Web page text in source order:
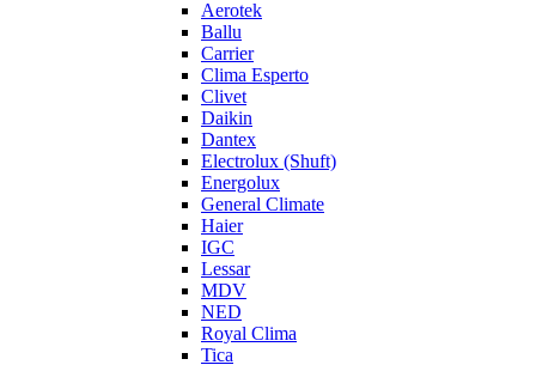
Aerotek
Ballu
Carrier
Clima Esperto
Clivet
Daikin
Dantex
Electrolux (Shuft)
Energolux
General Climate
Haier
IGC
Lessar
MDV
NED
Royal Clima
Tica